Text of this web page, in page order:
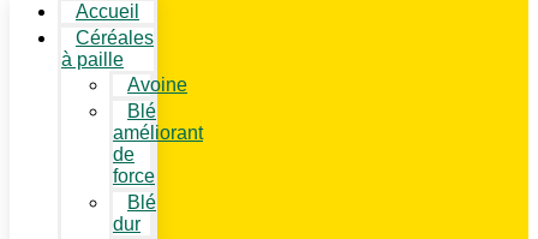
Accueil
Céréales
à paille
Avoine
Blé
améliorant
de
force
Blé
dur